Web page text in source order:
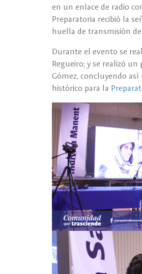
en un enlace de radio
Preparatoria recibió la
huella de transmisión
Durante el evento se
Regueiro; y se realizó
Gómez, concluyendo
histórico para la